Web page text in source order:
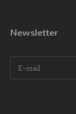
Newsletter
I agree terms